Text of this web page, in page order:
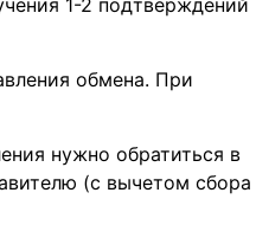
1-2 подтверждений
обмена. При
нужно обратиться в
(с вычетом сбора